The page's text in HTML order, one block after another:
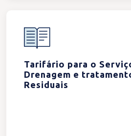
Tarifário para o
Drenagem e
Residuais